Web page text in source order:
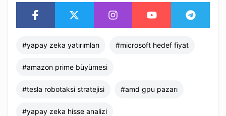
#yapay zeka yatırımları #microsoft hedef fiyat
#amazon prime büyümesi
#tesla robotaksi stratejisi #amd gpu pazarı
#yapay zeka hisse analizi